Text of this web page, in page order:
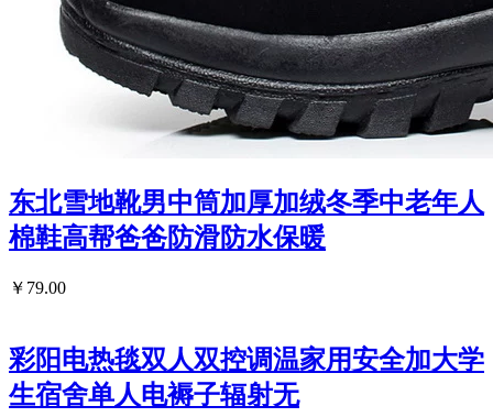
东北雪地靴男中筒加厚加绒冬季中老年人
棉鞋高帮爸爸防滑防水保暖
￥79.00
彩阳电热毯双人双控调温家用安全加大学
生宿舍单人电褥子辐射无